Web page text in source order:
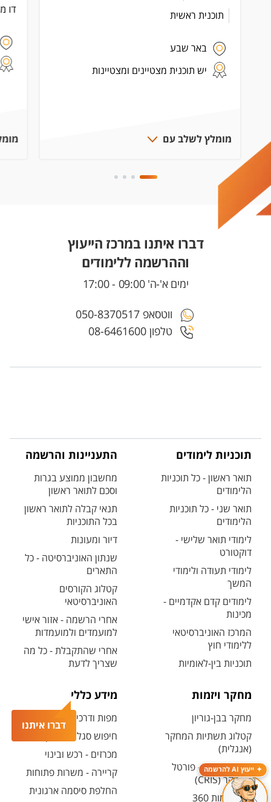
דברו איתנו
ייעוץ AI להרשמה
תוכנית ראשית
באר שבע
יש תוכנית מצטיינים ומצטיינות
מומלץ לשלב עם
דו
דברו איתנו במרכז הייעוץ
וההרשמה ללימודים
ימים א'-ה' 09:00 - 17:00
טלפון 08-6461600
ווטסאפ 050-8370517
תוכניות לימודים
תואר ראשון - כל תוכניות
הלימודים
תואר שני - כל תוכניות
הלימודים
לימודי תואר שלישי -
דוקטורט
לימודי תעודה ולימודי
המשך
לימודים קדם אקדמיים -
מכינות
המרכז האוניברסיטאי
ללימודי חוץ
תוכניות בין-לאומיות
התעניינות והרשמה
מחשבון ממוצע בגרות
וסכם לתואר ראשון
תנאי קבלה לתואר ראשון
בכל התוכניות
דיור ומעונות
שנתון האוניברסיטה - כל
התארים
קטלוג הקורסים
האוניברסיטאי
אחרי הרשמה - אזור אישי
למועמדים ולמועמדות
אחרי שהתקבלת - כל מה
שצריך לדעת
מחקר ויזמות
מחקר בבן-גוריון
קטלוג תשתיות המחקר
(אנגלית)
חיפוש מנחה - פורטל
המחקר (CRIS)
מרכז יזמות 360
מידע כללי
מפות ודרכי הגעה
חיפוש סגל ופרטי קשר
מכרזים - רכש ובינוי
קריירה - משרות פתוחות
החלפת סיסמה ארגונית